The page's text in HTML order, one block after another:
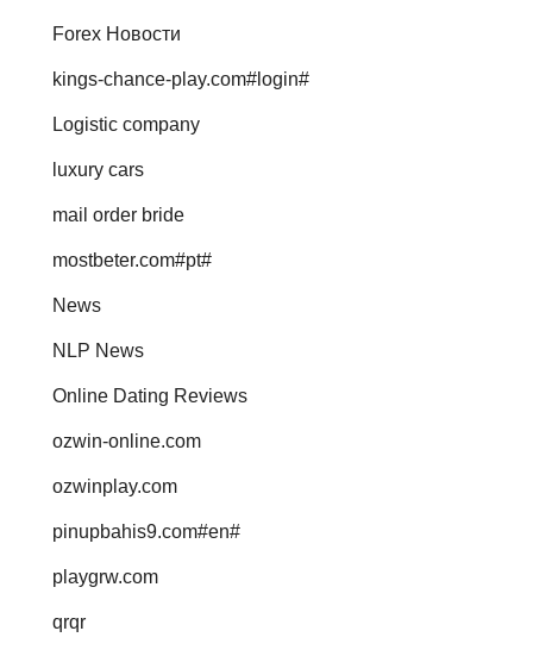
Forex Новости
kings-chance-play.com#login#
Logistic company
luxury cars
mail order bride
mostbeter.com#pt#
News
NLP News
Online Dating Reviews
ozwin-online.com
ozwinplay.com
pinupbahis9.com#en#
playgrw.com
qrqr